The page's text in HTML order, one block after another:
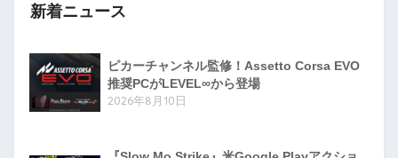
新着ニュース
ピカーチャンネル監修！Assetto Corsa EVO
推奨PCがLEVEL∞から登場
2026年8月10日